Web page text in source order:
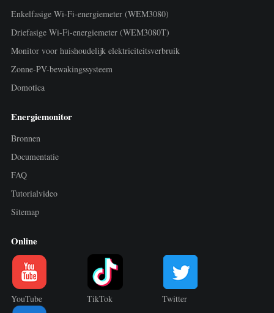
Enkelfasige Wi-Fi-energiemeter (WEM3080)
Driefasige Wi-Fi-energiemeter (WEM3080T)
Monitor voor huishoudelijk elektriciteitsverbruik
Zonne-PV-bewakingssysteem
Domotica
Energiemonitor
Bronnen
Documentatie
FAQ
Tutorialvideo
Sitemap
Online
YouTube TikTok Twitter